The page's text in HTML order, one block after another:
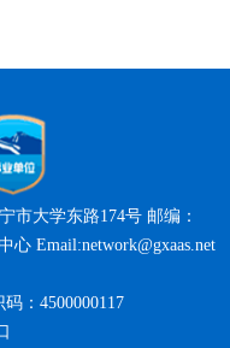
市大学东路174号 邮编：
Email:network@gxaas.net
：4500000117